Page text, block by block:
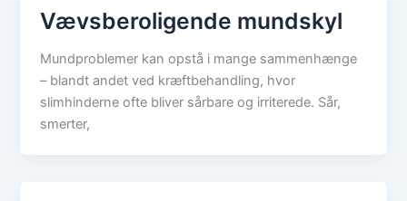
Vævsberoligende mundskyl
Mundproblemer kan opstå i mange sammenhænge
– blandt andet ved kræftbehandling, hvor
slimhinderne ofte bliver sårbare og irriterede. Sår,
smerter,